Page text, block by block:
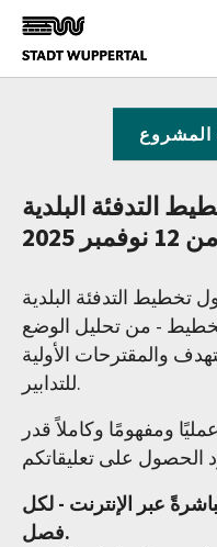
Skip to main content
المشروع
التدفئة البلدية
2025
تخطيط التدفئة البلدية
- من تحليل الوضع
والمقترحات الأولية
للتدابير.
ومفهومًا وكاملاً قدر
عبر الإنترنت - لكل
فصل.